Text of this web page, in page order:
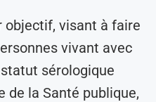
objectif, visant à faire
vivant avec
sérologique
de la Santé publique,